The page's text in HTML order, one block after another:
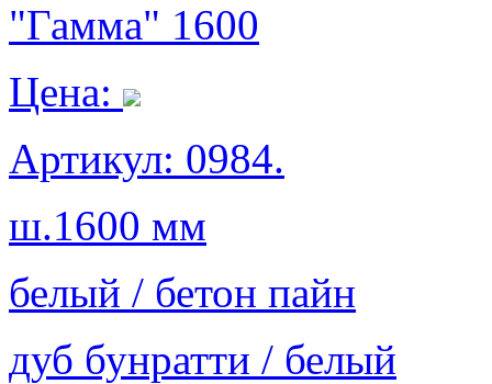
"Гамма" 1600
Цена:
Артикул: 0984.
ш.1600 мм
белый / бетон пайн
дуб бунратти / белый